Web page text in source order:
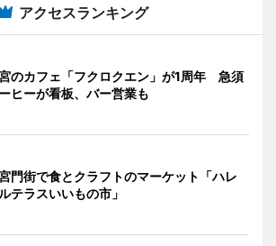
アクセスランキング
のカフェ「フクロクエン」が1周年 急須
ヒーが看板、バー営業も
門街で食とクラフトのマーケット「ハレ
テラスいいもの市」